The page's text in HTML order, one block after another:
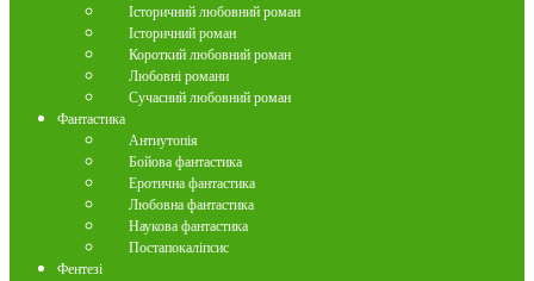
Історичний любовний роман
Історичний роман
Короткий любовний роман
Любовні романи
Сучасний любовний роман
Фантастика
Антиутопія
Бойова фантастика
Еротична фантастика
Любовна фантастика
Наукова фантастика
Постапокаліпсис
Фентезі